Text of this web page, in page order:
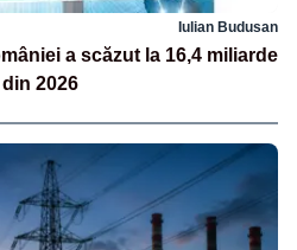
Iulian Budusan
a scăzut la 16,4 miliarde
2026